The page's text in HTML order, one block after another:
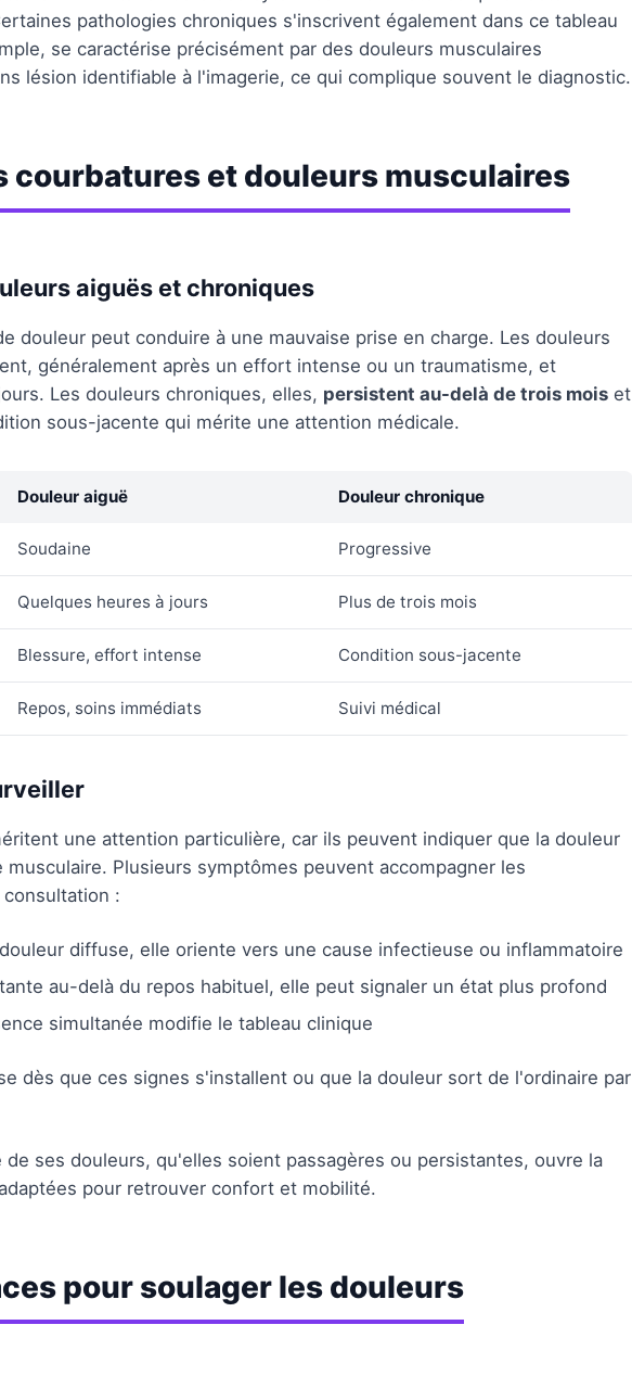
pathologies chroniques s'inscrivent également dans ce tableau
se caractérise précisément par des douleurs musculaires
lésion identifiable à l'imagerie, ce qui complique souvent le diagnostic.
courbatures et douleurs musculaires
aiguës et chroniques
douleur peut conduire à une mauvaise prise en charge. Les douleurs
généralement après un effort intense ou un traumatisme, et
Les douleurs chroniques, elles, persistent au-delà de trois mois et
sous-jacente qui mérite une attention médicale.
Douleur aiguë Douleur chronique
Soudaine Progressive
Quelques heures à jours Plus de trois mois
Blessure, effort intense Condition sous-jacente
Repos, soins immédiats Suivi médical
une attention particulière, car ils peuvent indiquer que la douleur
Plusieurs symptômes peuvent accompagner les
:
diffuse, elle oriente vers une cause infectieuse ou inflammatoire
au-delà du repos habituel, elle peut signaler un état plus profond
simultanée modifie le tableau clinique
dès que ces signes s'installent ou que la douleur sort de l'ordinaire par
de ses douleurs, qu'elles soient passagères ou persistantes, ouvre la
pour retrouver confort et mobilité.
pour soulager les douleurs